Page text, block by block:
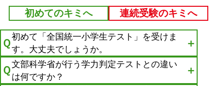
初めてのキミへ 連続受験のキミへ
Ｑ
初めて「全国統一小学生テスト」を受けま
す。大丈夫でしょうか。
＋
Ｑ
文部科学省が行う学力判定テストとの違い
は何ですか？
＋